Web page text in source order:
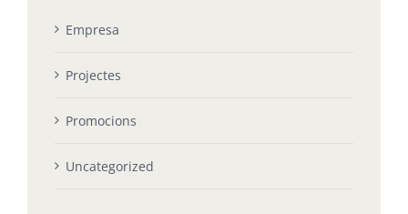
Empresa
Projectes
Promocions
Uncategorized